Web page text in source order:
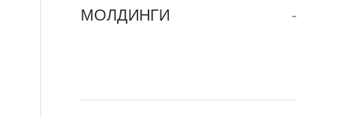
МОЛДИНГИ -